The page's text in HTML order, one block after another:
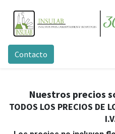
Contacto
Nuestros precios
TODOS LOS PRECIOS DE